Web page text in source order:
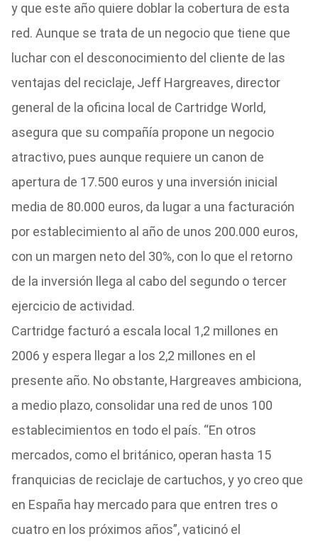
y que este año quiere doblar la cobertura de esta
red. Aunque se trata de un negocio que tiene que
luchar con el desconocimiento del cliente de las
ventajas del reciclaje, Jeff Hargreaves, director
general de la oficina local de Cartridge World,
asegura que su compañía propone un negocio
atractivo, pues aunque requiere un canon de
apertura de 17.500 euros y una inversión inicial
media de 80.000 euros, da lugar a una facturación
por establecimiento al año de unos 200.000 euros,
con un margen neto del 30%, con lo que el retorno
de la inversión llega al cabo del segundo o tercer
ejercicio de actividad.
Cartridge facturó a escala local 1,2 millones en
2006 y espera llegar a los 2,2 millones en el
presente año. No obstante, Hargreaves ambiciona,
a medio plazo, consolidar una red de unos 100
establecimientos en todo el país. “En otros
mercados, como el británico, operan hasta 15
franquicias de reciclaje de cartuchos, y yo creo que
en España hay mercado para que entren tres o
cuatro en los próximos años”, vaticinó el